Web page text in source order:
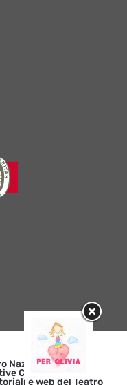
Nazionale | p. iva
Commons 3.0
e web del Teatro